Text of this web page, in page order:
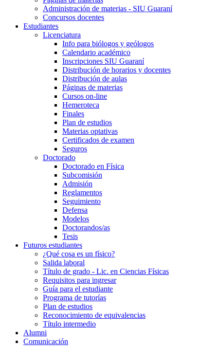
Administración de materias - SIU Guaraní
Concursos docentes
Estudiantes
Licenciatura
Info para biólogos y geólogos
Calendario académico
Inscripciones SIU Guaraní
Distribución de horarios y docentes
Distribución de aulas
Páginas de materias
Cursos on-line
Hemeroteca
Finales
Plan de estudios
Materias optativas
Certificados de examen
Seguros
Doctorado
Doctorado en Física
Subcomisión
Admisión
Reglamentos
Seguimiento
Defensa
Modelos
Doctorandos/as
Tesis
Futuros estudiantes
¿Qué cosa es un físico?
Salida laboral
Título de grado - Lic. en Ciencias Físicas
Requisitos para ingresar
Guía para el estudiante
Programa de tutorías
Plan de estudios
Reconocimiento de equivalencias
Título intermedio
Alumni
Comunicación